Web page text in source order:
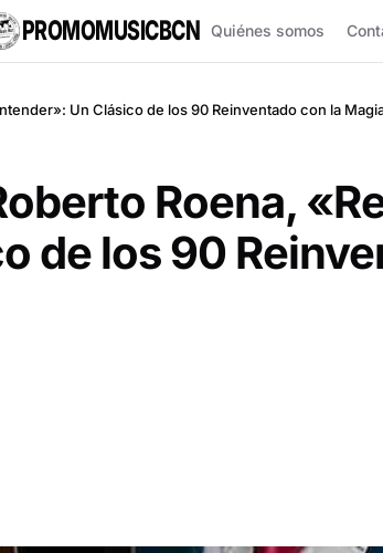
PROMOMUSICBCN Quiénes somos
Un Clásico de los 90 Reinventado con la
Roena,
de los 90